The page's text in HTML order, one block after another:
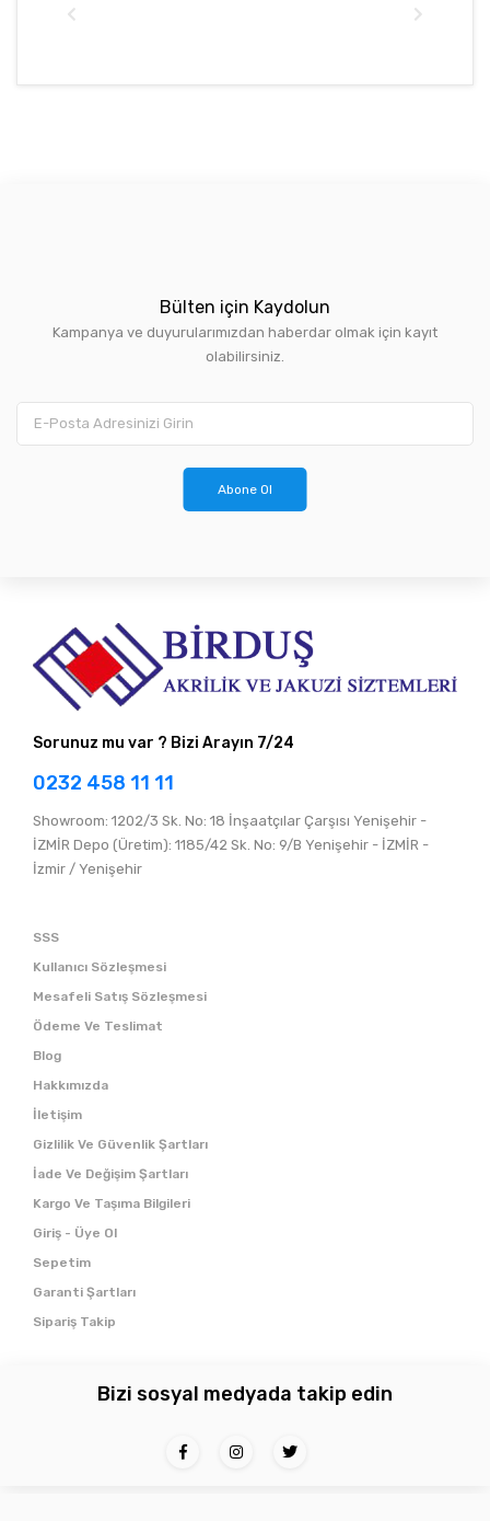
Bülten için Kaydolun
Kampanya ve duyurularımızdan haberdar olmak için kayıt
olabilirsiniz.
Abone Ol
Sorunuz mu var ? Bizi Arayın 7/24
0232 458 11 11
Showroom: 1202/3 Sk. No: 18 İnşaatçılar Çarşısı Yenişehir -
İZMİR Depo (Üretim): 1185/42 Sk. No: 9/B Yenişehir - İZMİR -
İzmir / Yenişehir
SSS
Kullanıcı Sözleşmesi
Mesafeli Satış Sözleşmesi
Ödeme Ve Teslimat
Blog
Hakkımızda
İletişim
Gizlilik Ve Güvenlik Şartları
İade Ve Değişim Şartları
Kargo Ve Taşıma Bilgileri
Giriş - Üye Ol
Sepetim
Garanti Şartları
Sipariş Takip
Bizi sosyal medyada takip edin